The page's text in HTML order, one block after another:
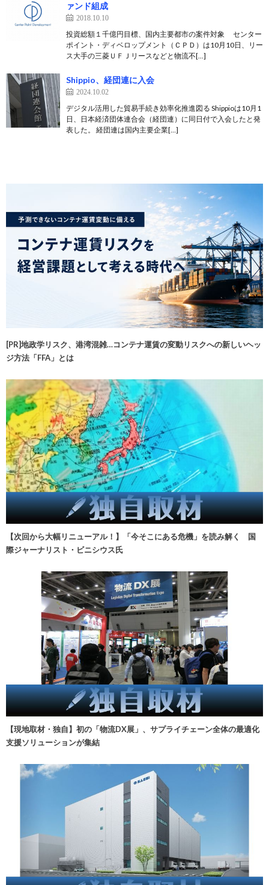
ァンド組成
2018.10.10
投資総額１千億円目標、国内主要都市の案件対象 センター
ポイント・ディベロップメント（ＣＰＤ）は10月10日、リー
ス大手の三菱ＵＦＪリースなどと物流不[…]
Shippio、経団連に入会
2024.10.02
デジタル活用した貿易手続き効率化推進図る Shippioは10月1
日、日本経済団体連合会（経団連）に同日付で入会したと発
表した。 経団連は国内主要企業[…]
[PR]地政学リスク、港湾混雑…コンテナ運賃の変動リスクへの新しいヘッ
ジ方法「FFA」とは
【次回から大幅リニューアル！】「今そこにある危機」を読み解く 国
際ジャーナリスト・ビニシウス氏
【現地取材・独自】初の「物流DX展」、サプライチェーン全体の最適化
支援ソリューションが集結